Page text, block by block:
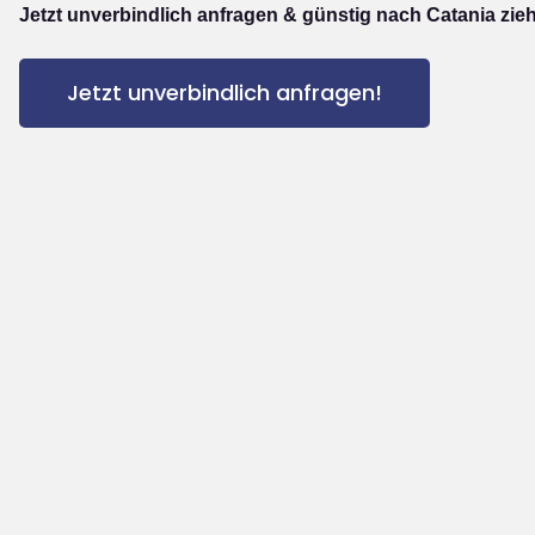
Jetzt unverbindlich anfragen & günstig nach Catania
Jetzt unverbindlich anfragen!